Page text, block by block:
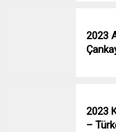
2023
2023
–